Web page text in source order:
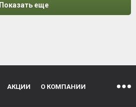
Показать еще
АКЦИИ О КОМПАНИИ